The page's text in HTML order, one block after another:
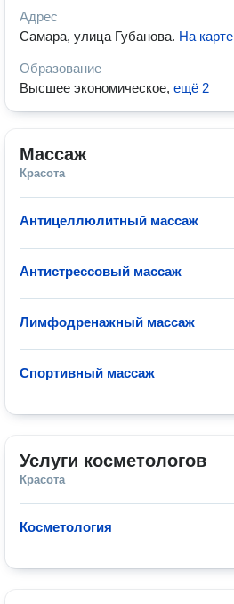
Адрес
Самара, улица Губанова. На карте
Образование
Высшее экономическое, ещё 2
Массаж
Красота
Антицеллюлитный массаж
Антистрессовый массаж
Лимфодренажный массаж
Спортивный массаж
Услуги косметологов
Красота
Косметология